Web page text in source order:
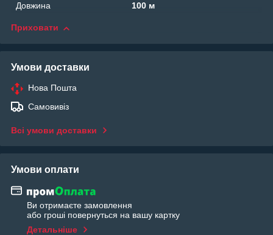
Довжина
100 м
Приховати
Умови доставки
Нова Пошта
Самовивіз
Всі умови доставки
Умови оплати
Ви отримаєте замовлення
або гроші повернуться на вашу картку
Детальніше